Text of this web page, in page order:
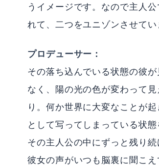
うイメージです。なので主人
れて、二つをユニゾンさせてい
プロデューサー：
その落ち込んでいる状態の彼
なく、陽の光の色が変わって
り。何か世界に大変なことが
として写ってしまっている状
その主人公の中にずっと残り
彼女の声がいつも脳裏に聞こ